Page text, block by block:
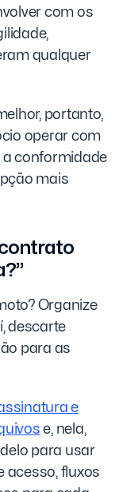
com os
qualquer
portanto,
operar com
a conformidade
mais
Organize
descarte
para as
e
e, nela,
para usar
acesso, fluxos